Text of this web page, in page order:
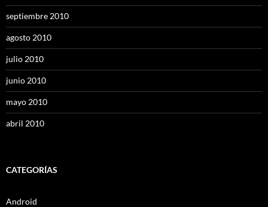
septiembre 2010
agosto 2010
julio 2010
junio 2010
mayo 2010
abril 2010
CATEGORÍAS
Android